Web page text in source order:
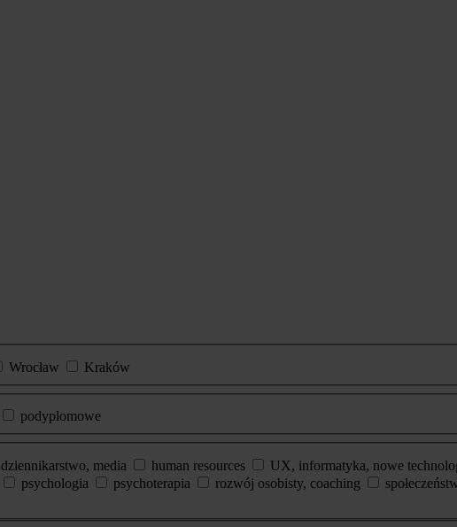
Wrocław
Kraków
podyplomowe
dziennikarstwo, media human resources UX, informatyka, nowe
psychologia psychoterapia rozwój osobisty, coaching